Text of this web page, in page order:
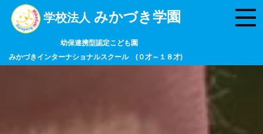
学校法人 みかづき学園
幼保連携型認定こども園
みかづきインターナショナルスクール (０才～１８才)